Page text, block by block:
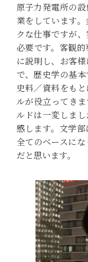
原子力発電所の
業をしています
クな仕事ですが
必要です。客観
に説明し、お客
で、歴史学の基
史料／資料をも
ルが役立ってき
ルドは一変しま
感します。文学部
全てのベースに
だと思います。